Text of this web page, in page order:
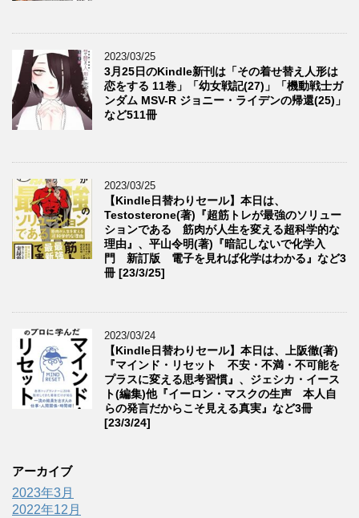
2023/03/25
3月25日のKindle新刊は「その着せ替え人形は
恋をする 11巻」「幼女戦記(27)」「機動戦士ガ
ンダム MSV-R ジョニー・ライデンの帰還(25)」
など511冊
2023/03/25
【Kindle日替わりセール】本日は、
Testosterone(著)『超筋トレが最強のソリュー
ションである 筋肉が人生を変える超科学的な
理由』、平山令明(著)『暗記しないで化学入
門 新訂版 電子を見れば化学はわかる』など3
冊 [23/3/25]
2023/03/24
【Kindle日替わりセール】本日は、上阪徹(著)
『マインド・リセット 不安・不満・不可能を
プラスに変える思考習慣』、ジェシカ・イース
ト(編集)他『イーロン・マスクの生声 本人自
らの発言だからこそ見える真実』など3冊
[23/3/24]
アーカイブ
2023年3月
2022年12月